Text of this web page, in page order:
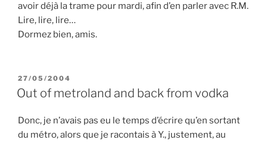
avoir déjà la trame pour mardi, afin d’en parler avec R.M.
Lire, lire, lire…
Dormez bien, amis.
PUBLIÉ
LE
27/05/2004
Out of metroland and back from vodka
Donc, je n’avais pas eu le temps d’écrire qu’en sortant
du métro, alors que je racontais à Y., justement, au